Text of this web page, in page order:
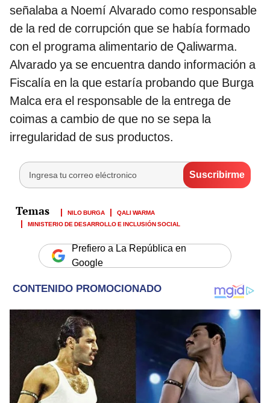
señalaba a Noemí Alvarado como responsable
de la red de corrupción que se había formado
con el programa alimentario de Qaliwarma.
Alvarado ya se encuentra dando información a
Fiscalía en la que estaría probando que Burga
Malca era el responsable de la entrega de
coimas a cambio de que no se sepa la
irregularidad de sus productos.
NILO BURGA
QALI WARMA
MINISTERIO DE DESARROLLO E INCLUSIÓN SOCIAL
Prefiero a La República en
Google